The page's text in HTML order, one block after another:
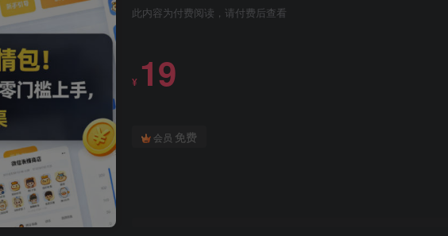
此内容为付费阅读，请付费后查看
¥ 19
会员 免费